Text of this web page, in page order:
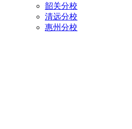
韶关分校
清远分校
惠州分校